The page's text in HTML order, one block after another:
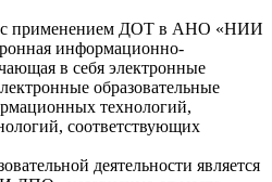
с применением ДОТ в АНО «НИИ
информационно-
в себя электронные
образовательные
технологий,
соответствующих
деятельности является